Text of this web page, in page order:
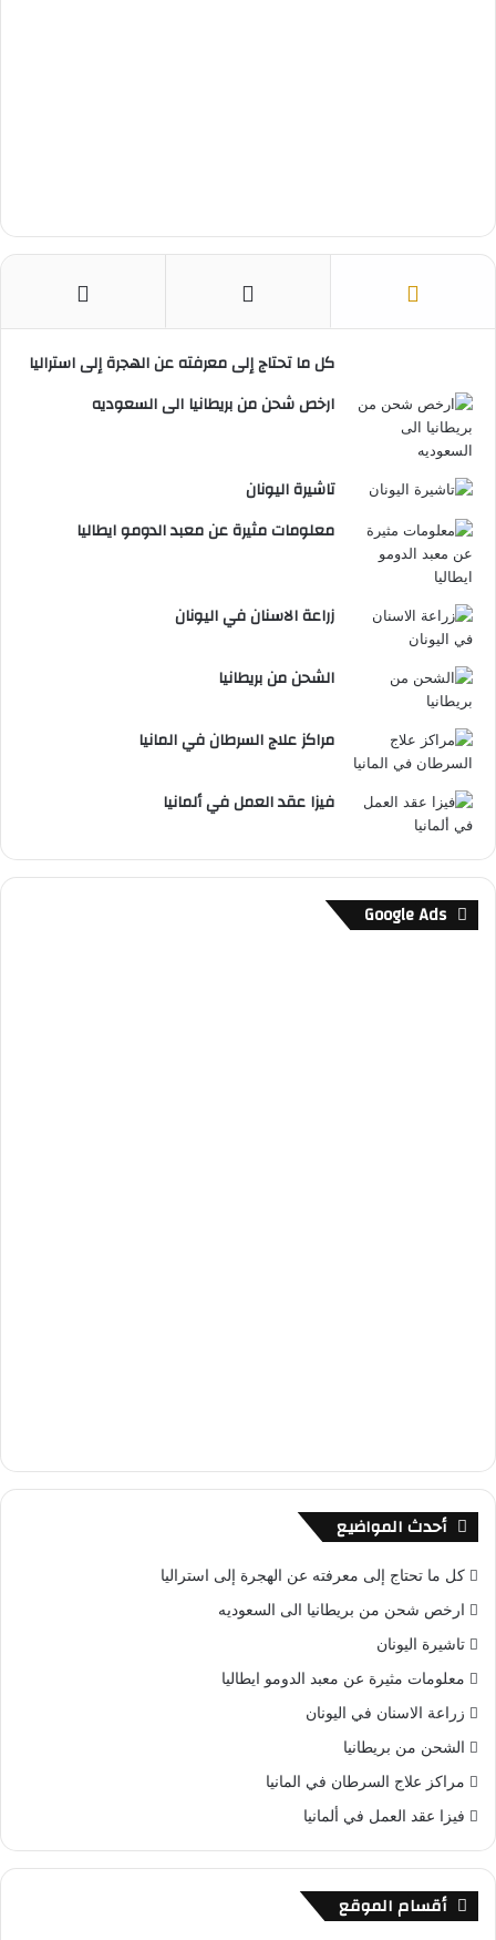
كل ما تحتاج إلى معرفته عن الهجرة إلى استراليا
ارخص شحن من بريطانيا الى السعوديه
تاشيرة اليونان
معلومات مثيرة عن معبد الدومو ايطاليا
زراعة الاسنان في اليونان
الشحن من بريطانيا
مراكز علاج السرطان في المانيا
فيزا عقد العمل في ألمانيا
Google Ads
أحدث المواضيع
كل ما تحتاج إلى معرفته عن الهجرة إلى استراليا
ارخص شحن من بريطانيا الى السعوديه
تاشيرة اليونان
معلومات مثيرة عن معبد الدومو ايطاليا
زراعة الاسنان في اليونان
الشحن من بريطانيا
مراكز علاج السرطان في المانيا
فيزا عقد العمل في ألمانيا
أقسام الموقع